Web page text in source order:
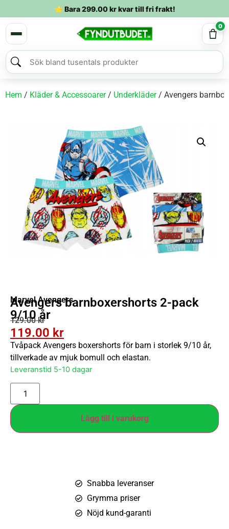
⭐ Bara299.00krkvar till fri frakt!
0
Hem / Kläder & Accessoarer/ Underkläder/ Avengers
Marvel Avengers
Avengers barnboxershorts 2-pack
9/10 år
129.00kr
119.00 kr
Tvåpack Avengers boxershorts för barn i storlek 9/10 år,
tillverkade av mjuk bomull och elastan.
Leveranstid 5-10 dagar
Lägg till i varukorg
Snabba leveranser
Grymma priser
Nöjd kund-garanti